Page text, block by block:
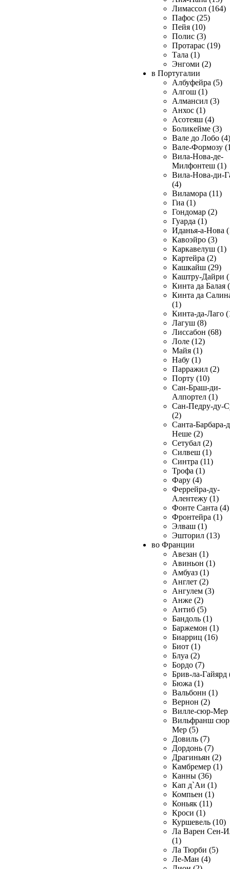
Лимассол (164)
Пафос (25)
Пейя (10)
Полис (3)
Протарас (19)
Тала (1)
Энгоми (2)
в Португалии
Албуфейра (5)
Алгош (1)
Алмансил (3)
Анхос (1)
Асотеяш (4)
Боликейме (3)
Вале до Лобо (4)
Вале-Формозу
Вила-Нова-де-
Милфонтеш (1)
Вила-Нова-ди-
(4)
Виламора (11)
Гиа (1)
Гондомар (2)
Гуарда (1)
Иданья-а-Нова
Кавоэйро (3)
Каркавелуш (1)
Картейра (2)
Кашкайш (29)
Каштру-Дайри
Кинта да Балая
Кинта да
(1)
Кинта-да-Лаго
Лагуш (8)
Лиссабон (68)
Лоле (12)
Майя (1)
Набу (1)
Парражил (2)
Порту (10)
Сан-Браш-ди-
Алпортел (1)
Сан-Педру-ду-
(2)
Санта-Барбара-
Неше (2)
Сетубал (2)
Силвеш (1)
Синтра (11)
Трофа (1)
Фару (4)
Феррейра-ду-
Алентежу (1)
Фонте Санта (4)
Фронтейра (1)
Элваш (1)
Эшторил (13)
во Франции
Авезан (1)
Авиньон (1)
Амбуаз (1)
Англет (2)
Ангулем (3)
Анже (2)
Антиб (5)
Бандоль (1)
Баржемон (1)
Биарриц (16)
Биот (1)
Блуа (2)
Бордо (7)
Брив-ла-Гайярд
Бюжа (1)
Вальбонн (1)
Вернон (2)
Вилле-сюр-Мер
Вильфранш сюр
Мер (5)
Довиль (7)
Дордонь (7)
Драгиньян (2)
Камбремер (1)
Канны (36)
Кап д`Аи (1)
Компьен (1)
Коньяк (11)
Кроси (1)
Куршевель (10)
Ла Варен Сен-
(1)
Ла Тюрби (5)
Ле-Ман (4)